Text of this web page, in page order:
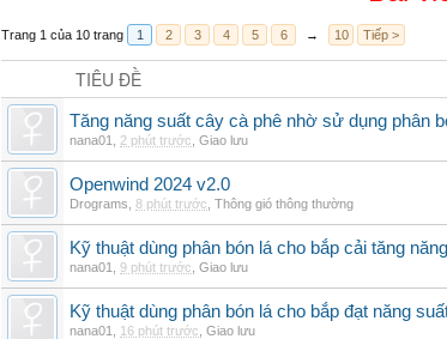
Trang 1 của 10 trang 1 2 3 4 5 6 → 10 Tiếp >
TIÊU ĐỀ
Tăng năng suất cây cà phê nhờ sử dụng phân
nana01 2 phút trước Giao lưu
Openwind 2024 v2.0
Drograms 8 phút trước Thông gió thông thường
Kỹ thuật dùng phân bón lá cho bắp cải tăng
nana01 9 phút trước Giao lưu
Kỹ thuật dùng phân bón lá cho bắp đạt năng
nana01 16 phút trước Giao lưu